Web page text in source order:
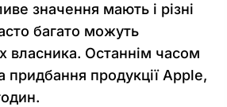
значення мають і різні
багато можуть
власника. Останнім часом
придбання продукції Аpple,